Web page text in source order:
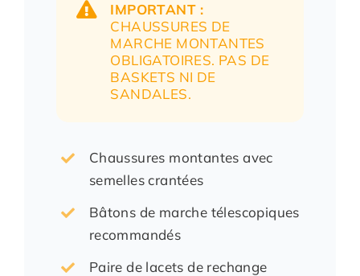
IMPORTANT :
CHAUSSURES DE
MARCHE MONTANTES
OBLIGATOIRES. PAS DE
BASKETS NI DE
SANDALES.
Chaussures montantes avec
semelles crantées
Bâtons de marche télescopiques
recommandés
Paire de lacets de rechange